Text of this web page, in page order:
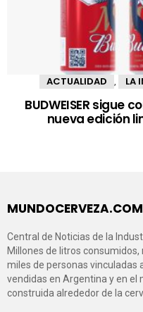
ACTUALIDAD LA
BUDWEISER sigue
nueva edición
MUNDOCERVEZA.COM
Central de Noticias de la
Millones de litros
miles de personas vinculadas
vendidas en Argentina y en el
construida alrededor de la